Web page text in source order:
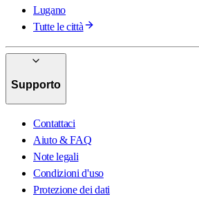
Lugano
Tutte le città
Supporto
Contattaci
Aiuto & FAQ
Note legali
Condizioni d'uso
Protezione dei dati